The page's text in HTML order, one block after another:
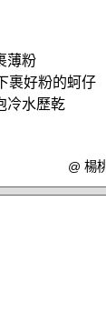
薄粉
裹好粉的蚵仔
冷水歷乾
@ 楊